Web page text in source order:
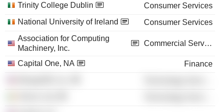
Trinity College Dublin
Consumer Services
National University of Ireland
Consumer Services
Association for Computing
Machinery, Inc.
Commercial Services
Capital One, NA
Finance